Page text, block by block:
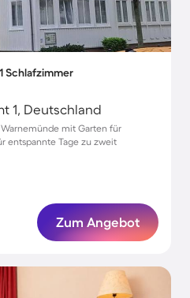
Schlafzimmer
1, Deutschland
mit Garten für
entspannte Tage zu zweit
Zum Angebot